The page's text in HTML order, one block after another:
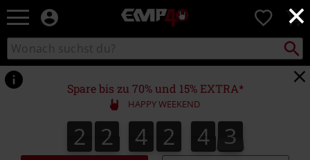
×
EMP
Merchandise
-
Shop
Rock
&
Entertainment
0
Katalog
durchsuchen
suchen
Spare bis zu 70% und 15% EXTRA*
HAPPY WEEKEND
2
2 2
2 4
4 2
2 4
4 3
4
3